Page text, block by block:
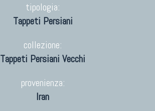
tipologia:
Tappeti Persiani
collezione:
Tappeti Persiani Vecchi
provenienza:
Iran